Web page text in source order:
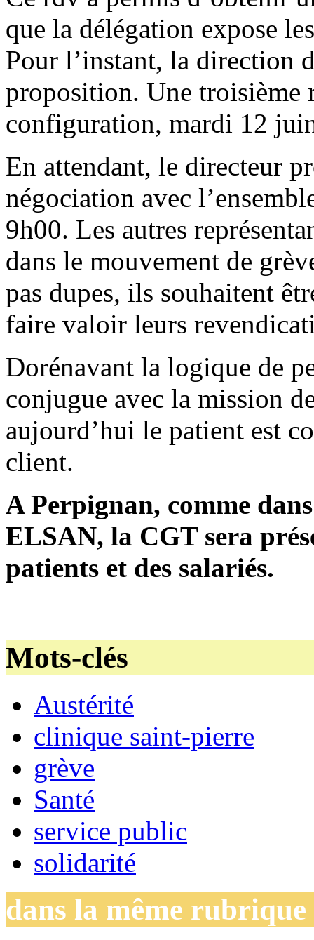
que la délégation expose
Pour l’instant, la direction
proposition. Une troisième
configuration, mardi 12
En attendant, le directeur
négociation avec
9h00. Les autres
dans le mouvement de
pas dupes, ils souhaitent
faire valoir leurs
Dorénavant la logique de
conjugue avec la mission
aujourd’hui le patient est
client.
A Perpignan, comme
ELSAN, la CGT sera
patients et des salariés.
Mots-clés
Austérité
clinique saint-pierre
grève
Santé
service public
solidarité
dans la même rubrique